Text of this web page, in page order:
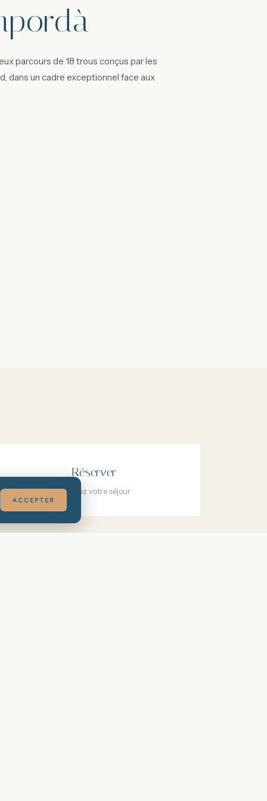
parcours de 18 trous conçus par les
dans un cadre exceptionnel face aux
Réserver
Planifiez votre séjour
ACCEPTER